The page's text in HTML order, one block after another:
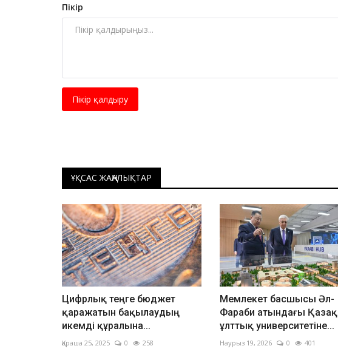
Пікір
Пікір қалдыру
ҰҚСАС ЖАҢАЛЫҚТАР
Цифрлық теңге бюджет
қаражатын бақылаудың
икемді құралына...
Қараша 25, 2025 0 258
Мемлекет басшысы Әл-
Фараби атындағы Қазақ
ұлттық университетіне...
Наурыз 19, 2026 0 401
қойылмаған психологиялық